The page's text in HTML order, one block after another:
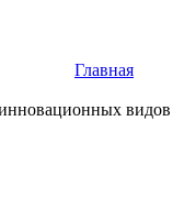
Главная
видов